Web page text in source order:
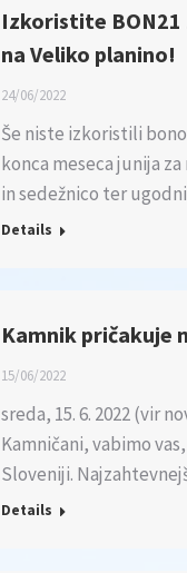
Izkoristite BON21
na Veliko planino!
24/06/2022
Še niste izkoristili
konca meseca junija
in sedežnico ter
Details
Kamnik pričakuje
15/06/2022
sreda, 15. 6. 2022 (vir
Kamničani, vabimo
Sloveniji.
Details